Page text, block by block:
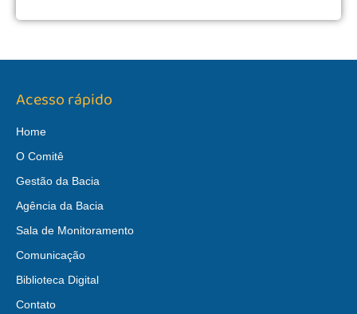
Acesso rápido
Home
O Comitê
Gestão da Bacia
Agência da Bacia
Sala de Monitoramento
Comunicação
Biblioteca Digital
Contato